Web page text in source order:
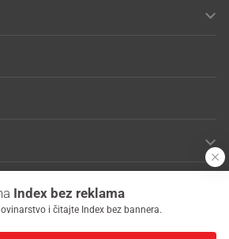
Index bez reklama
i čitajte Index bez bannera.